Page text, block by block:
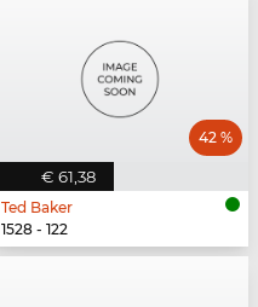
€ 61,38
42 %
Ted Baker
1528 - 122